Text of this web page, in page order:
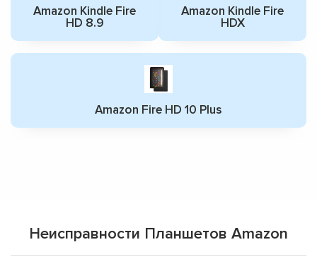
Amazon Kindle Fire
HD 8.9
Amazon Kindle Fire
HDX
Amazon Fire HD 10 Plus
Неисправности Планшетов Amazon